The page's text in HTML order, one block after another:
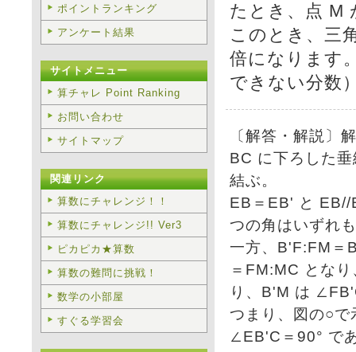
たとき、点 M
このとき、三
倍になります
できない分数
〔解答・解説〕
BC に下ろした
結ぶ。
EB＝EB' と EB//
つの角はいずれ
一方、B'F:FM＝
＝FM:MC とな
り、B'M は
つまり、図の○
∠EB'C＝90° で
ポイントランキング
アンケート結果
サイトメニュー
算チャレ Point Ranking
お問い合わせ
サイトマップ
関連リンク
算数にチャレンジ！！
算数にチャレンジ!! Ver3
ピカピカ★算数
算数の難問に挑戦！
数学の小部屋
すぐる学習会